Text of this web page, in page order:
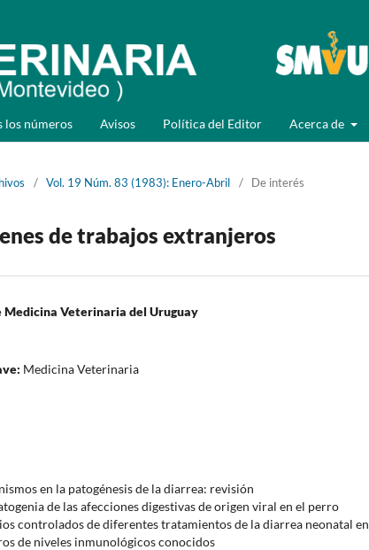
los números Avisos Política del Editor Acerca de
/ Vol. 19 Núm. 83 (1983): Enero-Abril / De interés
de trabajos extranjeros
Medicina Veterinaria del Uruguay
Medicina Veterinaria
en la patogénesis de la diarrea: revisión
de las afecciones digestivas de origen viral en el perro
controlados de diferentes tratamientos de la diarrea neonatal en
de niveles inmunológicos conocidos